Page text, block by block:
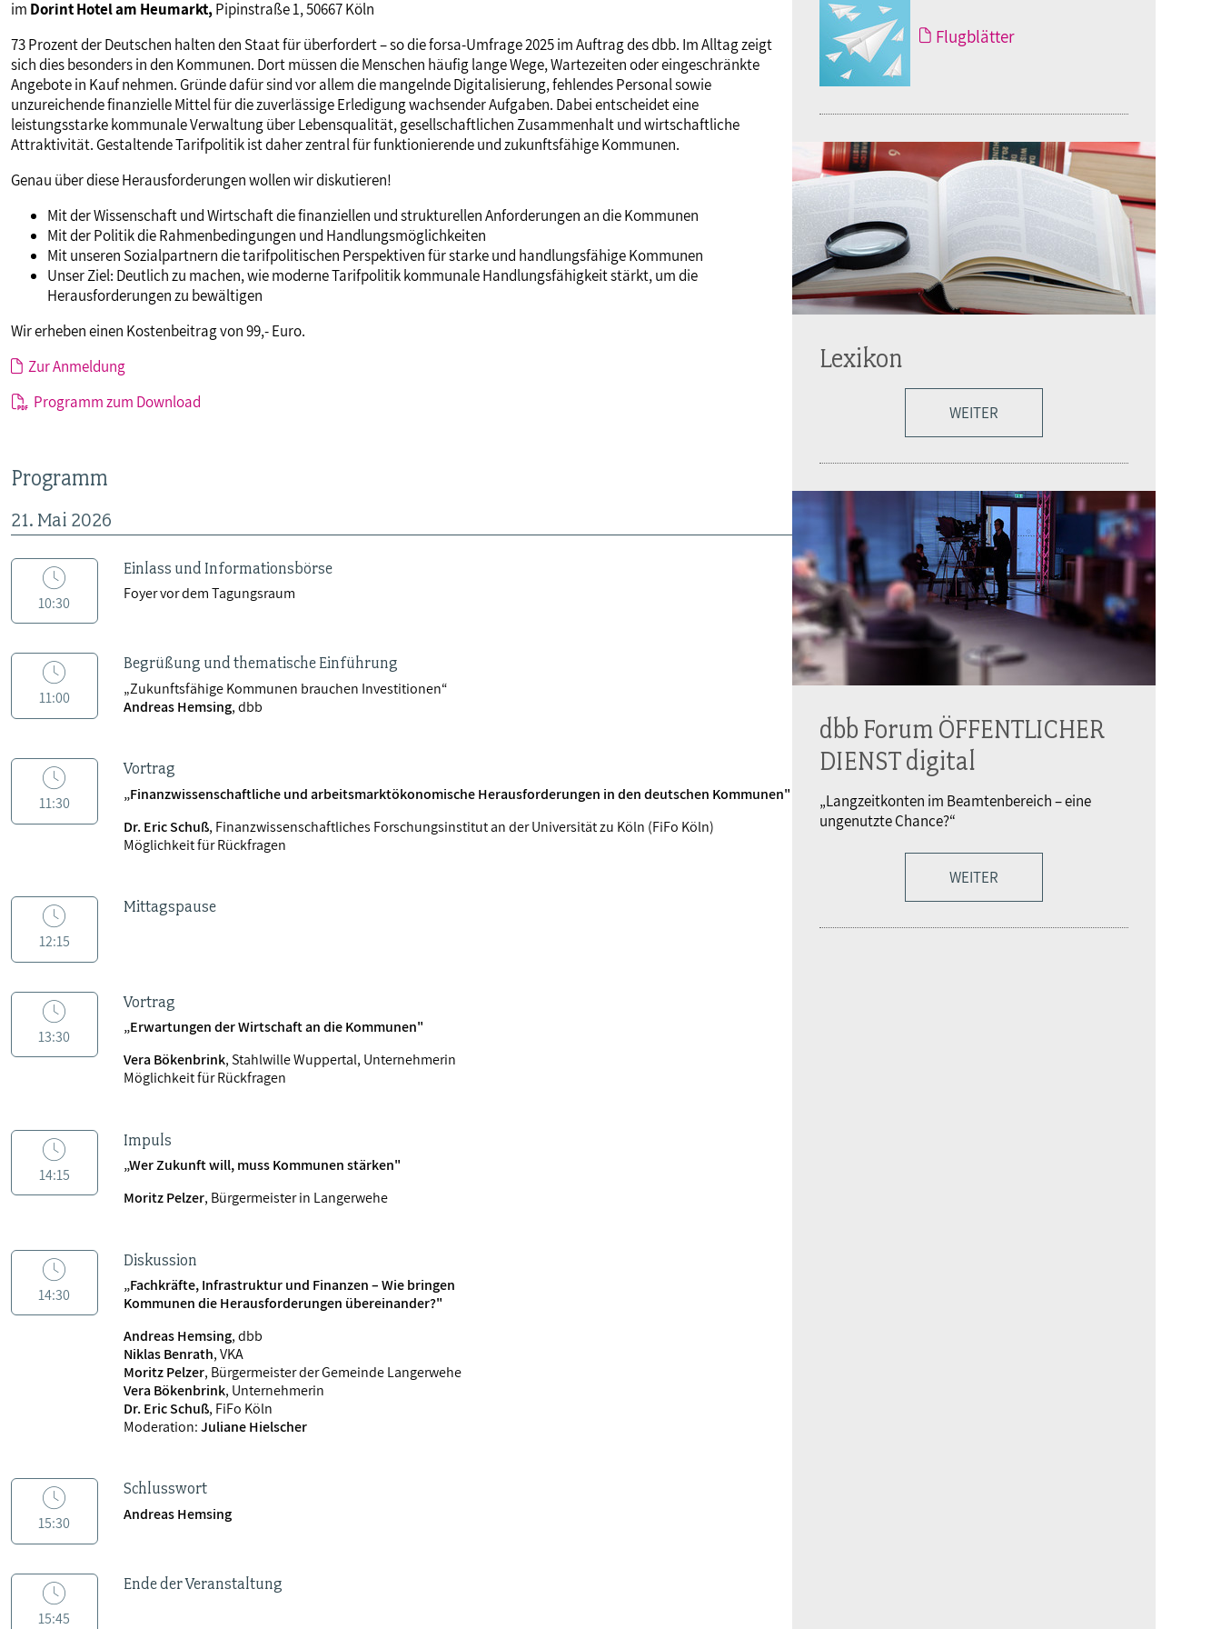
Frauen
Jugend
Senioren
Versorgung
Beihilfe
Rechtsprechung
Tarifverträge
Rechtsprechung
Bildung
Europa
MITBESTIMMUNG
MITGLIEDSCHAFT & SERVICE
Akademie
Verlag
im Dorint Hotel am Heumarkt,Pipinstraße 1, 50667 Köln
73 Prozent der Deutschen halten den Staat für überfordert – so die forsa-Umfrage 2025 im Auftrag des dbb. Im Alltag zeigt
sich dies besonders in den Kommunen. Dort müssen die Menschen häufig lange Wege, Wartezeiten oder eingeschränkte
Angebote in Kauf nehmen. Gründe dafür sind vor allem die mangelnde Digitalisierung, fehlendes Personal sowie
unzureichende finanzielle Mittel für die zuverlässige Erledigung wachsender Aufgaben. Dabei entscheidet eine
leistungsstarke kommunale Verwaltung über Lebensqualität, gesellschaftlichen Zusammenhalt und wirtschaftliche
Attraktivität. Gestaltende Tarifpolitik ist daher zentral für funktionierende und zukunftsfähige Kommunen.
Genau über diese Herausforderungen wollen wir diskutieren!
Mit der Wissenschaft und Wirtschaft die finanziellen und strukturellen Anforderungen an die Kommunen
Mit der Politik die Rahmenbedingungen und Handlungsmöglichkeiten
Mit unseren Sozialpartnern die tarifpolitischen Perspektiven für starke und handlungsfähige Kommunen
Unser Ziel: Deutlich zu machen, wie moderne Tarifpolitik kommunale Handlungsfähigkeit stärkt, um die
Herausforderungen zu bewältigen
Wir erheben einen Kostenbeitrag von 99,- Euro.
Zur Anmeldung
Programm zum Download
Programm
21. Mai 2026
10:30
Einlass und Informationsbörse
Foyer vor dem Tagungsraum
11:00
Begrüßung und thematische Einführung
„Zukunftsfähige Kommunen brauchen Investitionen“
Andreas Hemsing, dbb
11:30
Vortrag
„Finanzwissenschaftliche und arbeitsmarktökonomische Herausforderungen in den deutschen Kommunen"
Dr. Eric Schuß, Finanzwissenschaftliches Forschungsinstitut an der Universität zu Köln (FiFo Köln)
Möglichkeit für Rückfragen
12:15
Mittagspause
13:30
Vortrag
„Erwartungen der Wirtschaft an die Kommunen"
Vera Bökenbrink, Stahlwille Wuppertal, Unternehmerin
Möglichkeit für Rückfragen
14:15
Impuls
„Wer Zukunft will, muss Kommunen stärken"
Moritz Pelzer, Bürgermeister in Langerwehe
14:30
Diskussion
„Fachkräfte, Infrastruktur und Finanzen – Wie bringen
Kommunen die Herausforderungen übereinander?"
Andreas Hemsing, dbb
Niklas Benrath, VKA
Moritz Pelzer, Bürgermeister der Gemeinde Langerwehe
Vera Bökenbrink, Unternehmerin
Dr. Eric Schuß, FiFo Köln
Moderation: Juliane Hielscher
15:30
Schlusswort
Andreas Hemsing
15:45
Ende der Veranstaltung
Flugblätter
Lexikon
WEITER
dbb Forum ÖFFENTLICHER
DIENST digital
„Langzeitkonten im Beamtenbereich – eine
ungenutzte Chance?“
WEITER